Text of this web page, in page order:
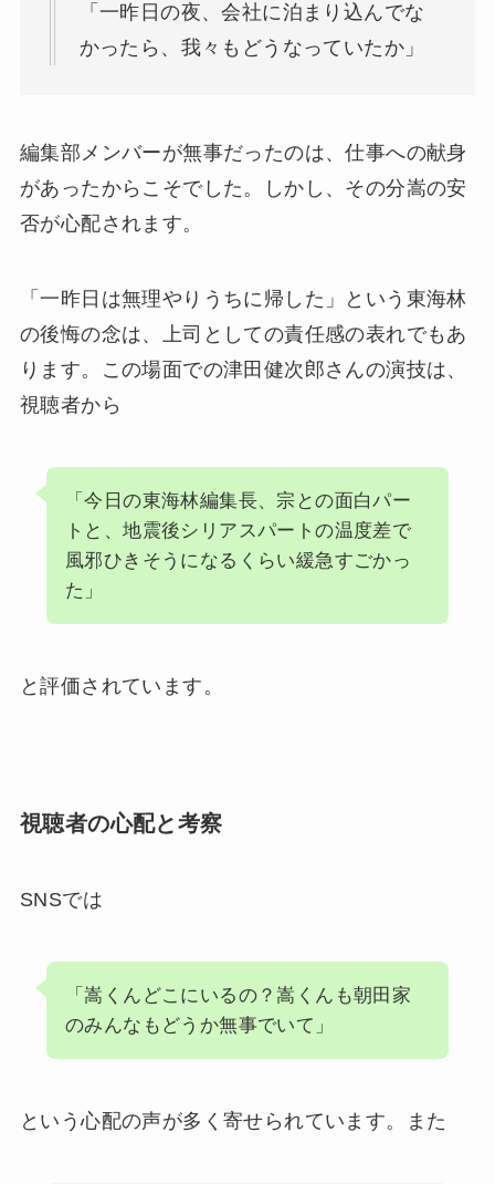
「一昨日の夜、会社に泊まり込んでな
かったら、我々もどうなっていたか」
編集部メンバーが無事だったのは、仕事への献身
があったからこそでした。しかし、その分嵩の安
否が心配されます。
「一昨日は無理やりうちに帰した」という東海林
の後悔の念は、上司としての責任感の表れでもあ
ります。この場面での津田健次郎さんの演技は、
視聴者から
「今日の東海林編集長、宗との面白パー
トと、地震後シリアスパートの温度差で
風邪ひきそうになるくらい緩急すごかっ
た」
と評価されています。
視聴者の心配と考察
SNSでは
「嵩くんどこにいるの？嵩くんも朝田家
のみんなもどうか無事でいて」
という心配の声が多く寄せられています。また